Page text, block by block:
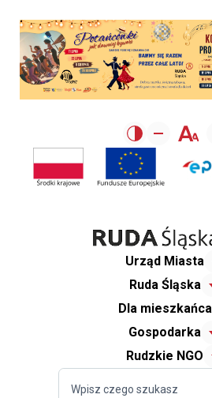
Urząd Miasta
Ruda Śląska
Dla mieszkańca
Gospodarka
Rudzkie NGO